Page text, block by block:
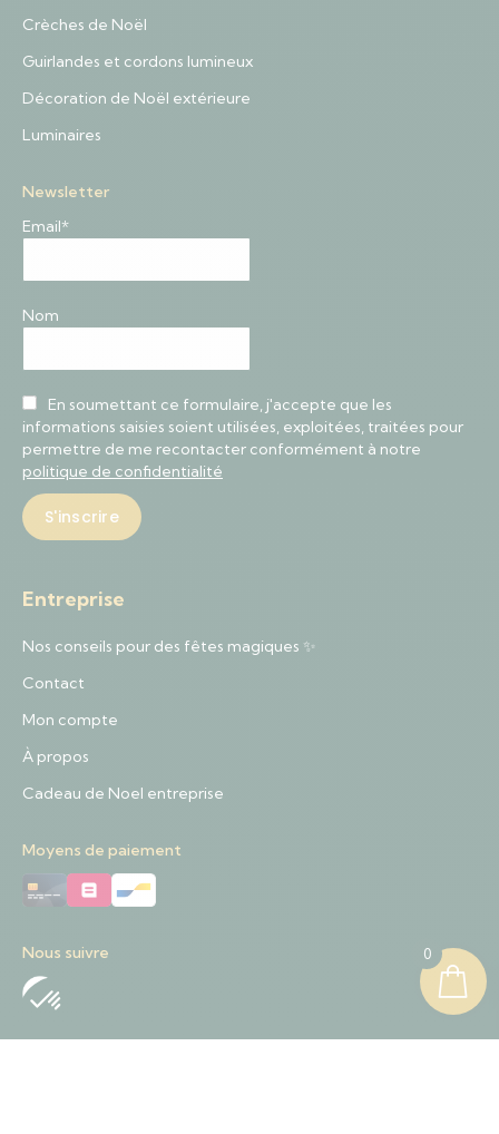
Crèches de Noël
Guirlandes et cordons lumineux
Décoration de Noël extérieure
Luminaires
Newsletter
Email*
Nom
En soumettant ce formulaire, j'accepte que les
informations saisies soient utilisées, exploitées, traitées pour
permettre de me recontacter conformément à notre
politique de confidentialité
Entreprise
Nos conseils pour des fêtes magiques ✨
Contact
Mon compte
À propos
Cadeau de Noel entreprise
Moyens de paiement
Nous suivre 0